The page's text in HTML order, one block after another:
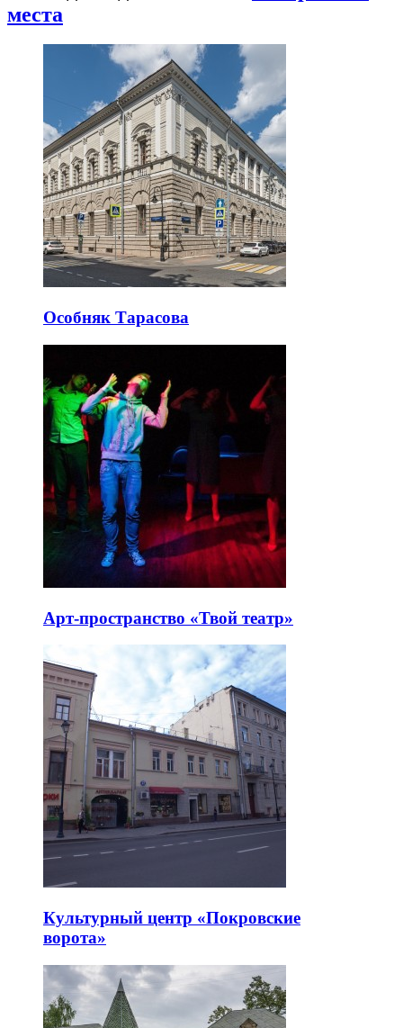
места
Особняк Тарасова
Арт-пространство «Твой театр»
Культурный центр «Покровские
ворота»